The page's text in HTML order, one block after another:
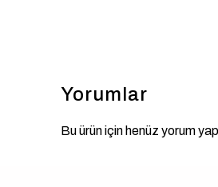
Yorumlar
Bu ürün için henüz yorum